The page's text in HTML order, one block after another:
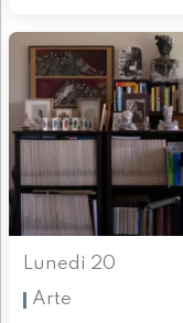
Lunedì 20
Arte